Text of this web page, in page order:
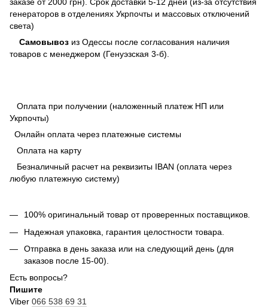
генераторов в отделениях Укрпочты и массовых отключений
света)
Самовывоз из Одессы после согласования наличия
товаров с менеджером (Генуэзская 3-б).
Оплата при получении (наложенный платеж НП или
Укрпочты)
Онлайн оплата через платежные системы
Оплата на карту
Безналичный расчет на реквизиты IBAN (оплата через
любую платежную систему)
100% оригинальный товар от проверенных поставщиков.
Надежная упаковка, гарантия целостности товара.
Отправка в день заказа или на следующий день (для
заказов после 15-00).
Есть вопросы?
Пишите
Viber 066 538 69 31